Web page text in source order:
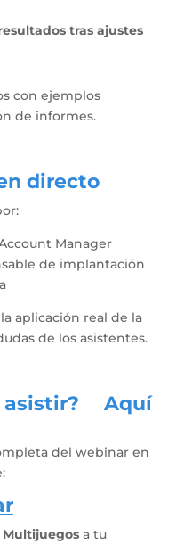
tras ajustes
con ejemplos
de informes.
directo
Manager
de implantación
aplicación real de la
de los asistentes.
Aquí
del webinar en
Multijuegosa tu